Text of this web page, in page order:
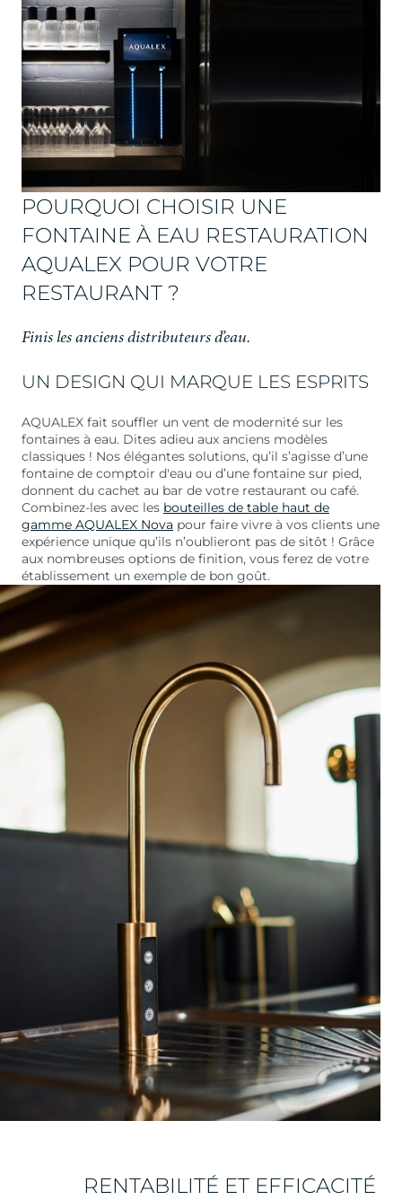
POURQUOI CHOISIR UNE
FONTAINE À EAU RESTAURATION
AQUALEX POUR VOTRE
RESTAURANT ?
Finis les anciens distributeurs d’eau.
UN DESIGN QUI MARQUE LES ESPRITS
AQUALEX fait souffler un vent de modernité sur les
fontaines à eau. Dites adieu aux anciens modèles
classiques ! Nos élégantes solutions, qu’il s’agisse d’une
fontaine de comptoir d'eau ou d’une fontaine sur pied,
donnent du cachet au bar de votre restaurant ou café.
Combinez-les avec les bouteilles de table haut de
gamme AQUALEX Nova pour faire vivre à vos clients une
expérience unique qu’ils n’oublieront pas de sitôt ! Grâce
aux nombreuses options de finition, vous ferez de votre
établissement un exemple de bon goût.
RENTABILITÉ ET EFFICACITÉ